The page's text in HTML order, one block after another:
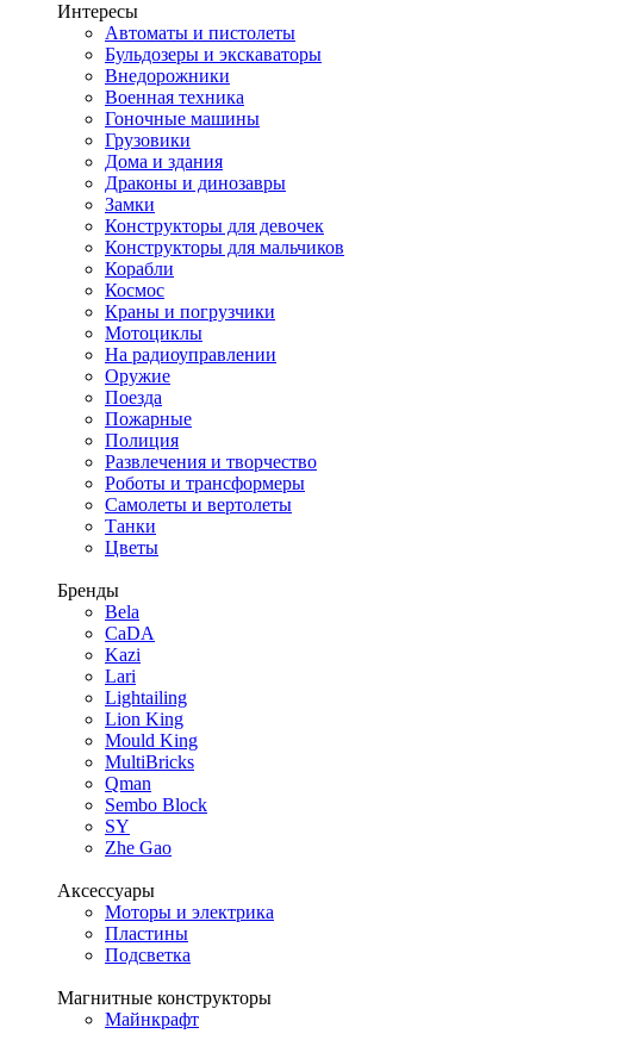
Интересы
Автоматы и пистолеты
Бульдозеры и экскаваторы
Внедорожники
Военная техника
Гоночные машины
Грузовики
Дома и здания
Драконы и динозавры
Замки
Конструкторы для девочек
Конструкторы для мальчиков
Корабли
Космос
Краны и погрузчики
Мотоциклы
На радиоуправлении
Оружие
Поезда
Пожарные
Полиция
Развлечения и творчество
Роботы и трансформеры
Самолеты и вертолеты
Танки
Цветы
Бренды
Bela
CaDA
Kazi
Lari
Lightailing
Lion King
Mould King
MultiBricks
Qman
Sembo Block
SY
Zhe Gao
Аксессуары
Моторы и электрика
Пластины
Подсветка
Магнитные конструкторы
Майнкрафт